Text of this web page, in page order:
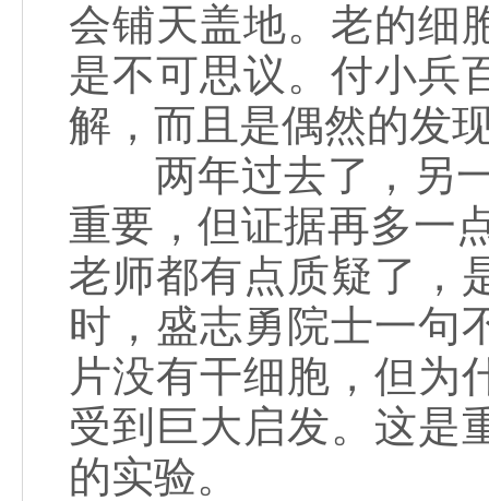
会铺天盖地。老的细
是不可思议。付小兵
解，而且是偶然的发
两年过去了，另一
重要，但证据再多一
老师都有点质疑了，
时，盛志勇院士一句
片没有干细胞，但为
受到巨大启发。这是
的实验。